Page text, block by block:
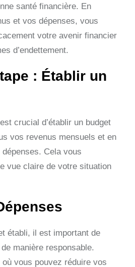
santé financière. En
et vos dépenses, vous
votre avenir financier
d’endettement.
: Établir un
crucial d’établir un budget
vos revenus mensuels et en
Cela vous
vue claire de votre situation
établi, il est important de
manière responsable.
vous pouvez réduire vos